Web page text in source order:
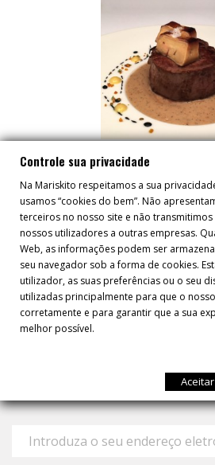
LOMBO COM ESCALOPE
SAIBA MAIS SOBRE AS
NOTÍCIAS E OFERTAS/
Controle sua privacidade
Na Mariskito respeitamos a sua
usamos “cookies do bem”. Não
terceiros no nosso site e não
nossos utilizadores a outras empresas.
Web, as informações podem ser
seu navegador sob a forma de cookies.
utilizador, as suas preferências ou o seu
utilizadas principalmente para que o
corretamente e para garantir que a sua
melhor possível.